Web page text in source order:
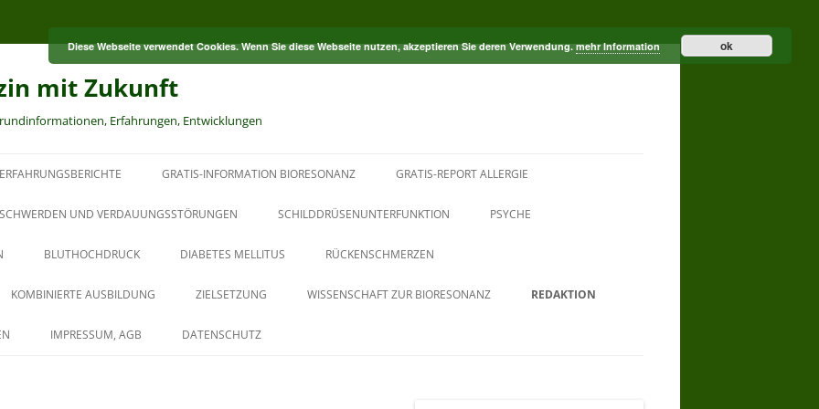
mit Zukunft
Erfahrungen, Entwicklungen
ERFAHRUNGSBERICHTE GRATIS-INFORMATION BIORESONANZ GRATIS-REPORT ALLERGIE
UND VERDAUUNGSSTÖRUNGEN SCHILDDRÜSENUNTERFUNKTION PSYCHE
BLUTHOCHDRUCK DIABETES MELLITUS RÜCKENSCHMERZEN
KOMBINIERTE AUSBILDUNG
AUS DER PAUL-SCHMIDT-
ZIELSETZUNG WISSENSCHAFT ZUR BIORESONANZ REDAKTION
IMPRESSUM, AGB DATENSCHUTZ
Diese Webseite verwendet Cookies. Wenn Sie diese Webseite nutzen, akzeptieren Sie deren Verwendung.mehr Information ok